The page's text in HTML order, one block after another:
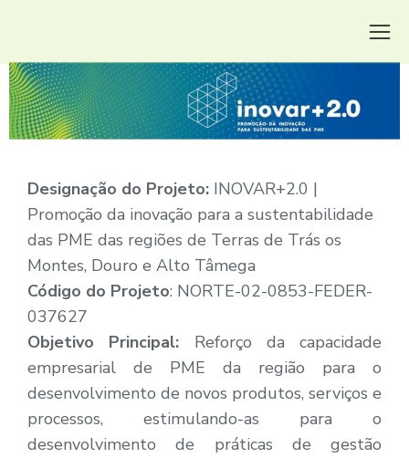
Designação do Projeto: INOVAR+2.0 |
Promoção da inovação para a sustentabilidade
das PME das regiões de Terras de Trás os
Montes, Douro e Alto Tâmega
Código do Projeto: NORTE-02-0853-FEDER-
037627
Objetivo Principal: Reforço da capacidade
empresarial de PME da região para o
desenvolvimento de novos produtos, serviços e
processos, estimulando-as para o
desenvolvimento de práticas de gestão